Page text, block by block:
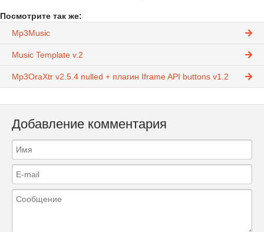
Посмотрите так же:
Mp3Music
Music Template v.2
Mp3OraXtr v2.5.4 nulled + плагин Iframe API buttons v1.2
Добавление комментария